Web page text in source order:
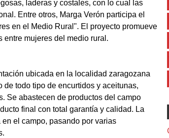
laderas y costales, con lo cual las
Entre otros, Marga Verón participa el
en el Medio Rural". El proyecto promueve
mujeres del medio rural.
ubicada en la localidad zaragozana
todo tipo de encurtidos y aceitunas,
Se abastecen de productos del campo
final con total garantía y calidad. La
el campo, pasando por varias